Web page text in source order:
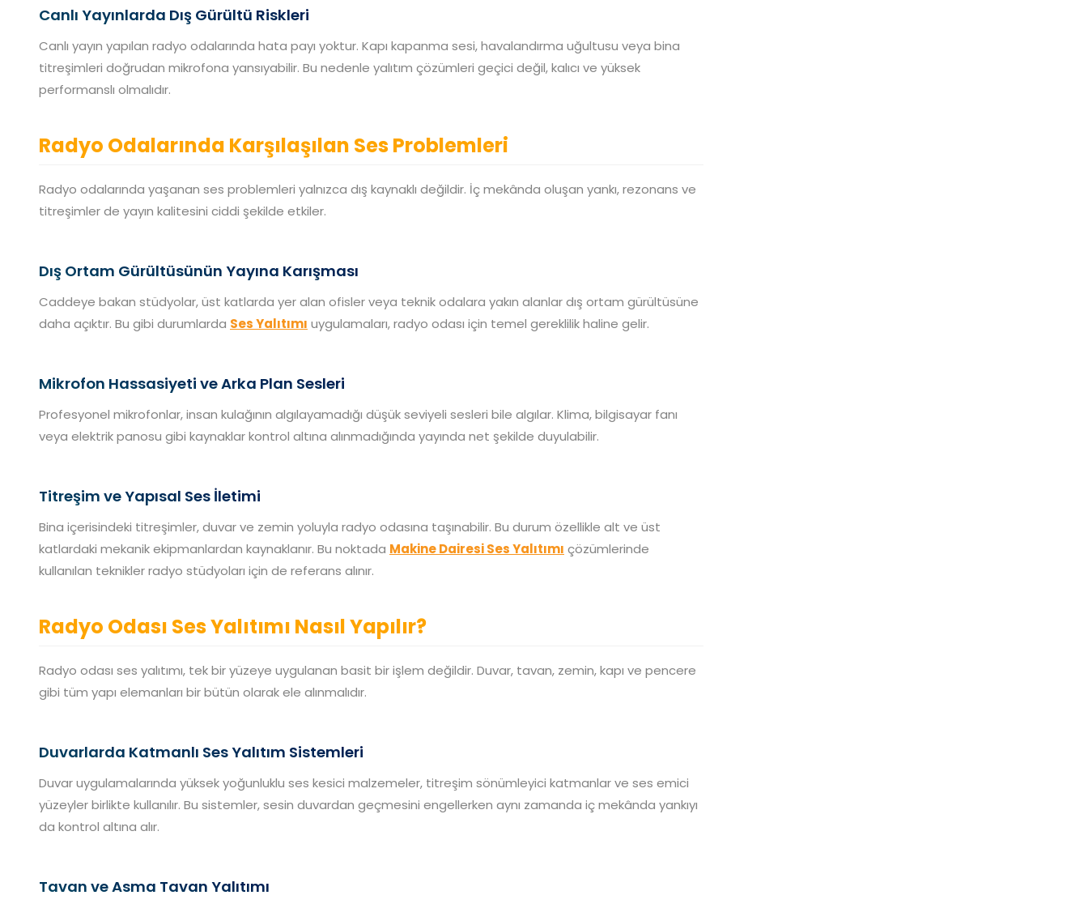
Canlı Yayınlarda Dış Gürültü Riskleri
Canlı yayın yapılan radyo odalarında hata payı yoktur. Kapı kapanma sesi, havalandırma uğultusu veya bina
titreşimleri doğrudan mikrofona yansıyabilir. Bu nedenle yalıtım çözümleri geçici değil, kalıcı ve yüksek
performanslı olmalıdır.
Radyo Odalarında Karşılaşılan Ses Problemleri
Radyo odalarında yaşanan ses problemleri yalnızca dış kaynaklı değildir. İç mekânda oluşan yankı, rezonans ve
titreşimler de yayın kalitesini ciddi şekilde etkiler.
Dış Ortam Gürültüsünün Yayına Karışması
Caddeye bakan stüdyolar, üst katlarda yer alan ofisler veya teknik odalara yakın alanlar dış ortam gürültüsüne
daha açıktır. Bu gibi durumlarda Ses Yalıtımı uygulamaları, radyo odası için temel gereklilik haline gelir.
Mikrofon Hassasiyeti ve Arka Plan Sesleri
Profesyonel mikrofonlar, insan kulağının algılayamadığı düşük seviyeli sesleri bile algılar. Klima, bilgisayar fanı
veya elektrik panosu gibi kaynaklar kontrol altına alınmadığında yayında net şekilde duyulabilir.
Titreşim ve Yapısal Ses İletimi
Bina içerisindeki titreşimler, duvar ve zemin yoluyla radyo odasına taşınabilir. Bu durum özellikle alt ve üst
katlardaki mekanik ekipmanlardan kaynaklanır. Bu noktada Makine Dairesi Ses Yalıtımı çözümlerinde
kullanılan teknikler radyo stüdyoları için de referans alınır.
Radyo Odası Ses Yalıtımı Nasıl Yapılır?
Radyo odası ses yalıtımı, tek bir yüzeye uygulanan basit bir işlem değildir. Duvar, tavan, zemin, kapı ve pencere
gibi tüm yapı elemanları bir bütün olarak ele alınmalıdır.
Duvarlarda Katmanlı Ses Yalıtım Sistemleri
Duvar uygulamalarında yüksek yoğunluklu ses kesici malzemeler, titreşim sönümleyici katmanlar ve ses emici
yüzeyler birlikte kullanılır. Bu sistemler, sesin duvardan geçmesini engellerken aynı zamanda iç mekânda yankıyı
da kontrol altına alır.
Tavan ve Asma Tavan Yalıtımı